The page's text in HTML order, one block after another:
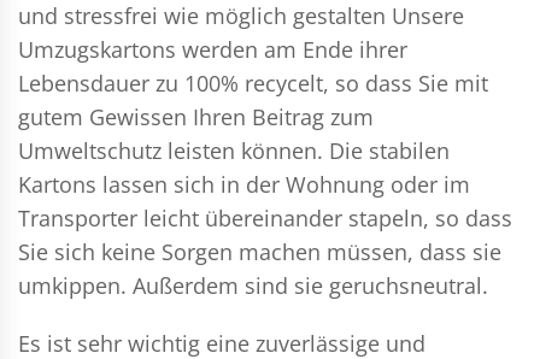
und stressfrei wie möglich gestalten Unsere
Umzugskartons werden am Ende ihrer
Lebensdauer zu 100% recycelt, so dass Sie mit
gutem Gewissen Ihren Beitrag zum
Umweltschutz leisten können. Die stabilen
Kartons lassen sich in der Wohnung oder im
Transporter leicht übereinander stapeln, so dass
Sie sich keine Sorgen machen müssen, dass sie
umkippen. Außerdem sind sie geruchsneutral.
Es ist sehr wichtig eine zuverlässige und